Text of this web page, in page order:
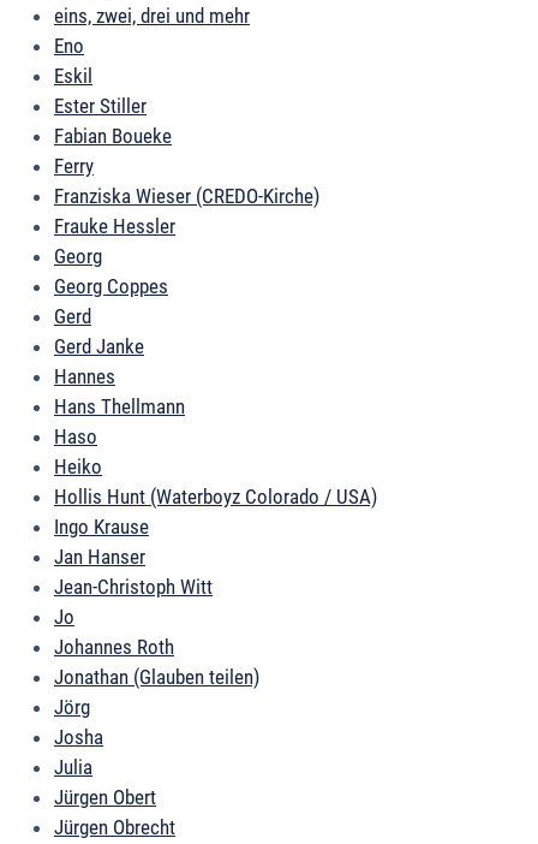
eins, zwei, drei und mehr
Eno
Eskil
Ester Stiller
Fabian Boueke
Ferry
Franziska Wieser (CREDO-Kirche)
Frauke Hessler
Georg
Georg Coppes
Gerd
Gerd Janke
Hannes
Hans Thellmann
Haso
Heiko
Hollis Hunt (Waterboyz Colorado / USA)
Ingo Krause
Jan Hanser
Jean-Christoph Witt
Jo
Johannes Roth
Jonathan (Glauben teilen)
Jörg
Josha
Julia
Jürgen Obert
Jürgen Obrecht